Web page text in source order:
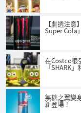
【劇透注
Super Cola
在Costco很
「SHARK
無糖之翼變
新登場！